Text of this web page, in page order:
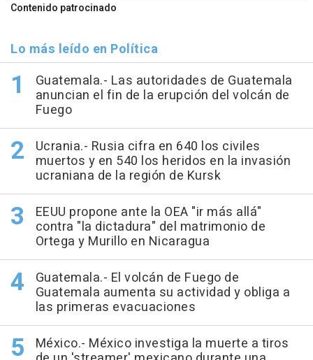
Contenido patrocinado
Lo más leído en Política
Guatemala.- Las autoridades de Guatemala
anuncian el fin de la erupción del volcán de
Fuego
Ucrania.- Rusia cifra en 640 los civiles
muertos y en 540 los heridos en la invasión
ucraniana de la región de Kursk
EEUU propone ante la OEA "ir más allá"
contra "la dictadura" del matrimonio de
Ortega y Murillo en Nicaragua
Guatemala.- El volcán de Fuego de
Guatemala aumenta su actividad y obliga a
las primeras evacuaciones
México.- México investiga la muerte a tiros